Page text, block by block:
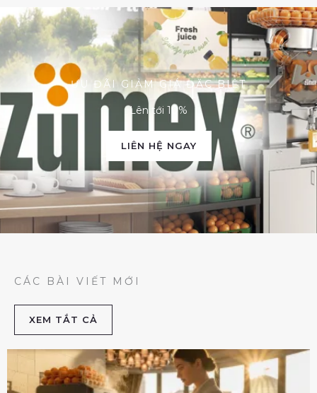
ƯU ĐÃI GIẢM GIÁ ĐẶC BIỆT
Lên tới 10%
LIÊN HỆ NGAY
CÁC BÀI VIẾT MỚI
XEM TẮT CẢ